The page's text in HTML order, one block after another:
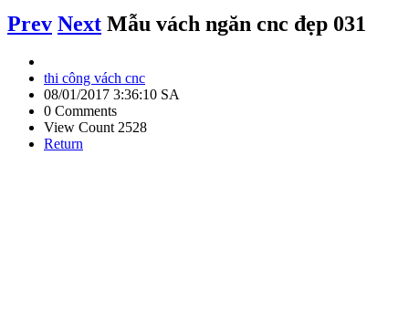
Prev Next Mẫu vách ngăn cnc đẹp 031
thi công vách cnc
08/01/2017 3:36:10 SA
0 Comments
View Count 2528
Return